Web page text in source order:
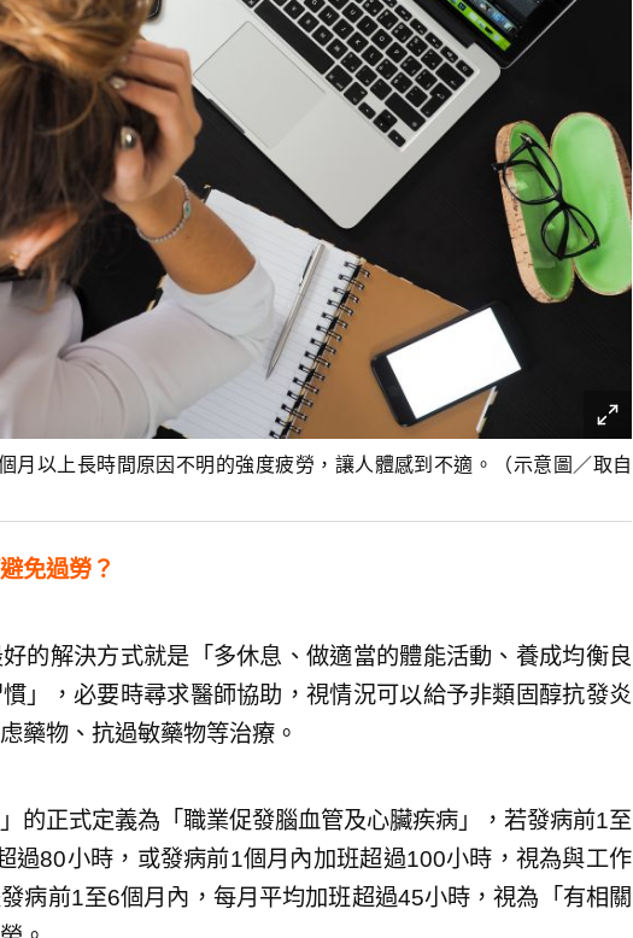
月以上長時間原因不明的強度疲勞，讓人體感到不適。（示意圖／取自
免過勞？
的解決方式就是「多休息、做適當的體能活動、養成均衡良
」，必要時尋求醫師協助，視情況可以給予非類固醇抗發炎
藥物、抗過敏藥物等治療。
的正式定義為「職業促發腦血管及心臟疾病」，若發病前1至
過80小時，或發病前1個月內加班超過100小時，視為與工作
病前1至6個月內，每月平均加班超過45小時，視為「有相關